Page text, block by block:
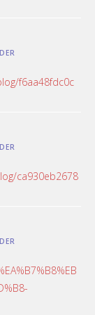
f6aa48fdc0c
ca930eb2678